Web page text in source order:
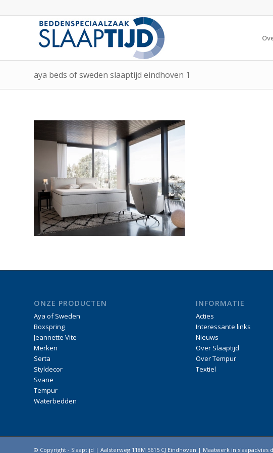
aya beds of sweden slaaptijd eindhoven 1
ONZE PRODUCTEN
Aya of Sweden
Boxspring
Jeannette Vite
Merken
Serta
Styldecor
Svane
Tempur
Waterbedden
INFORMATIE
Acties
Interessante links
Nieuws
Over Slaaptijd
Over Tempur
Textiel
© Copyright - Slaaptijd | Aalsterweg 118M 5615 CJ Eindhoven | Maatwerk in